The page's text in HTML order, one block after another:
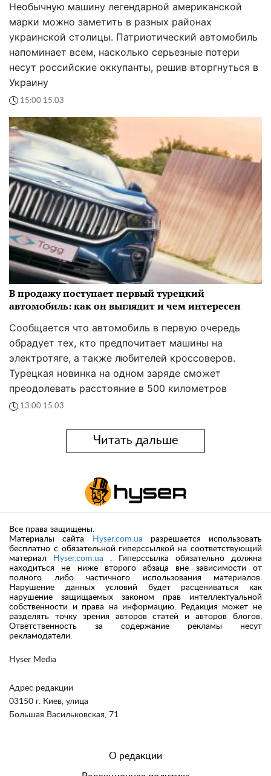
Необычную машину легендарной американской
марки можно заметить в разных районах
украинской столицы. Патриотический автомобиль
напоминает всем, насколько серьезные потери
несут российские оккупанты, решив вторгнуться в
Украину
15:00 15.03
В продажу поступает первый турецкий
автомобиль: как он выглядит и чем интересен
Сообщается что автомобиль в первую очередь
обрадует тех, кто предпочитает машины на
электротяге, а также любителей кроссоверов.
Турецкая новинка на одном заряде сможет
преодолевать расстояние в 500 километров
13:00 15.03
Читать дальше
Hyser Media
Адрес редакции
03150 г. Киев, улица
Большая Васильковская, 71
Все права защищены.
Материалы сайта
Hyser.com.ua разрешается использовать
бесплатно с обязательной гиперссылкой на соответствующий
материал
Hyser.com.ua . Гиперссылка обязательно должна
находиться не ниже второго абзаца вне зависимости от
полного либо частичного использования материалов.
Нарушение данных условий будет расцениваться как
нарушение защищаемых законом прав интеллектуальной
собственности и права на информацию. Редакция может не
разделять точку зрения авторов статей и авторов блогов.
Ответственность за содержание рекламы несут
рекламодатели.
О редакции